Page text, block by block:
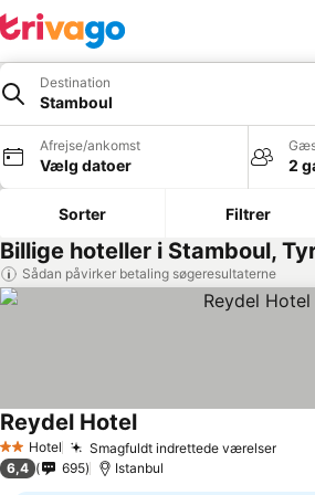
Destination
Stamboul
Afrejse/ankomst
Vælg datoer 2
Sorter Filtrer
Billige hoteller i Stamboul,
Sådan påvirker betaling søgeresultaterne
2 Stjerner
Hotel Smagfuldt indrettede værelserSe
Reydel HotelSe priser
6,4 695 Istanbul